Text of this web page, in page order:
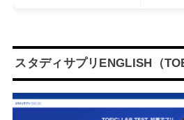
スタディサプリENGLISH（